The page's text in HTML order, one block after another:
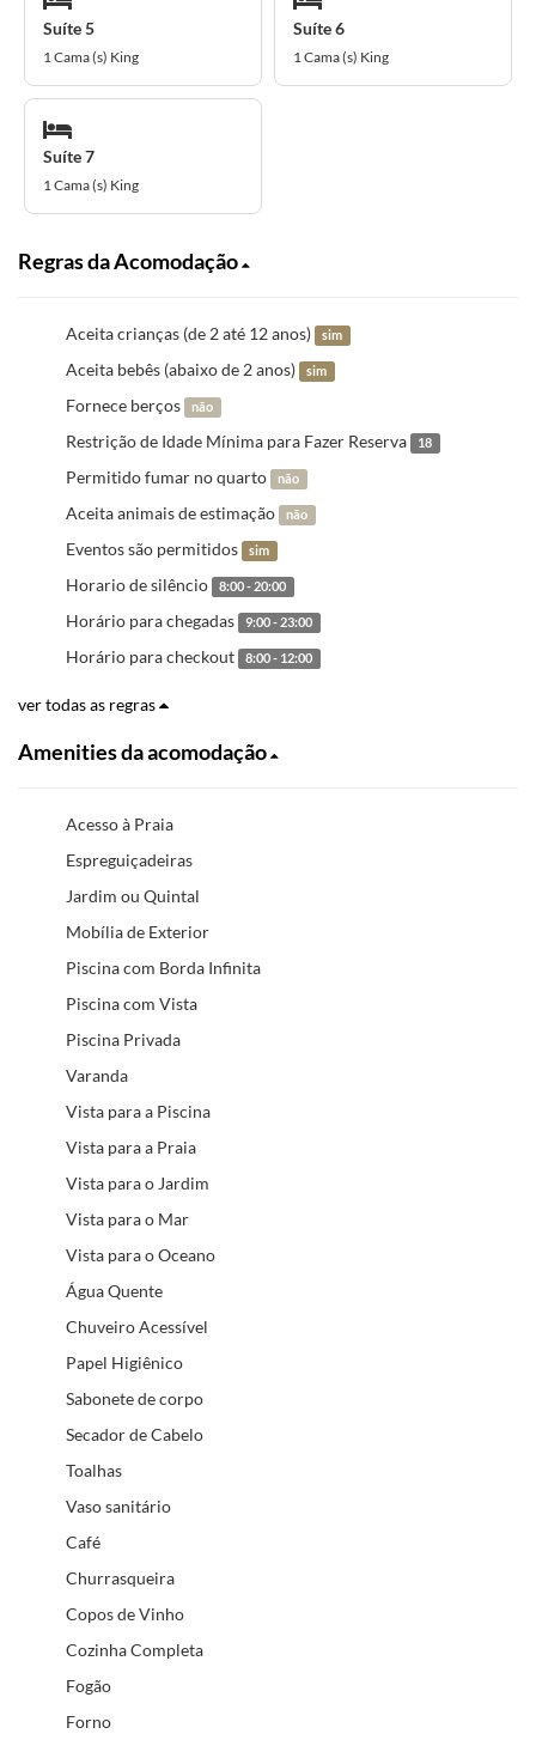
Suíte 5
1 Cama (s) King
Suíte 6
1 Cama (s) King
Suíte 7
1 Cama (s) King
Regras da Acomodação
Aceita crianças (de 2 até 12 anos) sim
Aceita bebês (abaixo de 2 anos) sim
Fornece berços não
Restrição de Idade Mínima para Fazer Reserva 18
Permitido fumar no quarto não
Aceita animais de estimação não
Eventos são permitidos sim
Horario de silêncio 8:00 - 20:00
Horário para chegadas 9:00 - 23:00
Horário para checkout 8:00 - 12:00
ver todas as regras
Amenities da acomodação
Acesso à Praia
Espreguiçadeiras
Jardim ou Quintal
Mobília de Exterior
Piscina com Borda Infinita
Piscina com Vista
Piscina Privada
Varanda
Vista para a Piscina
Vista para a Praia
Vista para o Jardim
Vista para o Mar
Vista para o Oceano
Água Quente
Chuveiro Acessível
Papel Higiênico
Sabonete de corpo
Secador de Cabelo
Toalhas
Vaso sanitário
Café
Churrasqueira
Copos de Vinho
Cozinha Completa
Fogão
Forno